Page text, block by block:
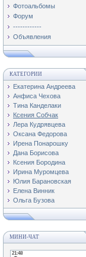
Фотоальбомы
Форум
------------
Объявления
КАТЕГОРИИ
Екатерина Андреева
Анфиса Чехова
Тина Канделаки
Ксения Собчак
Лера Кудрявцева
Оксана Федорова
Ирена Понарошку
Дана Борисова
Ксения Бородина
Ирина Муромцева
Юлия Барановская
Елена Винник
Ольга Бузова
МИНИ-ЧАТ